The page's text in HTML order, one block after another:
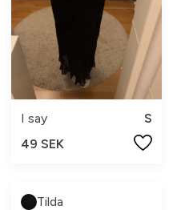
I say
S
49 SEK
Tilda